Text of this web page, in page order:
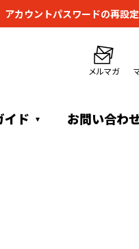
アカウントパスワードの再設
イド お問い合わ
メルマガ